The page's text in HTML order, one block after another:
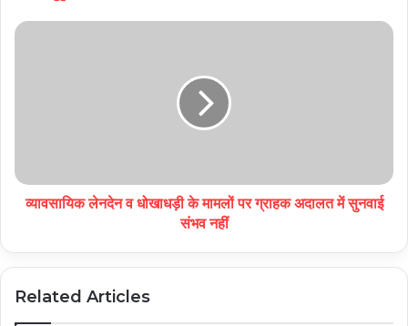
व्यावसायिक लेनदेन व धोखाधड़ी के मामलों पर ग्राहक अदालत में सुनवाई
संभव नहीं
Related Articles